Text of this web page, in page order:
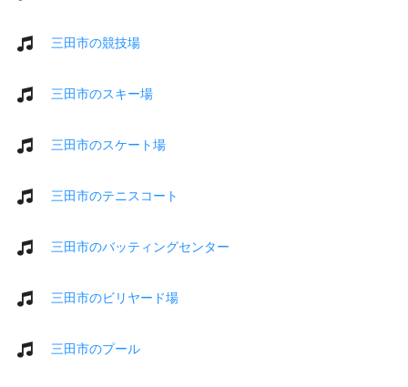
三田市の競技場
三田市のスキー場
三田市のスケート場
三田市のテニスコート
三田市のバッティングセンター
三田市のビリヤード場
三田市のプール